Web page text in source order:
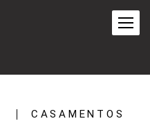
CASAMENTOS